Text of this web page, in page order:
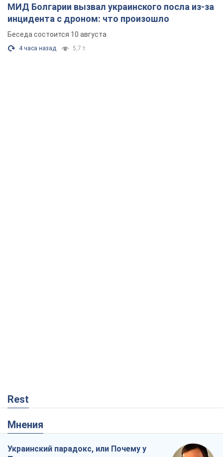
МИД Болгарии вызвал украинского посла из-за
инцидента с дроном: что произошло
Беседа состоится 10 августа
4 часа назад 5,7 т.
Rest
Мнения
Украинский парадокс, или Почему у